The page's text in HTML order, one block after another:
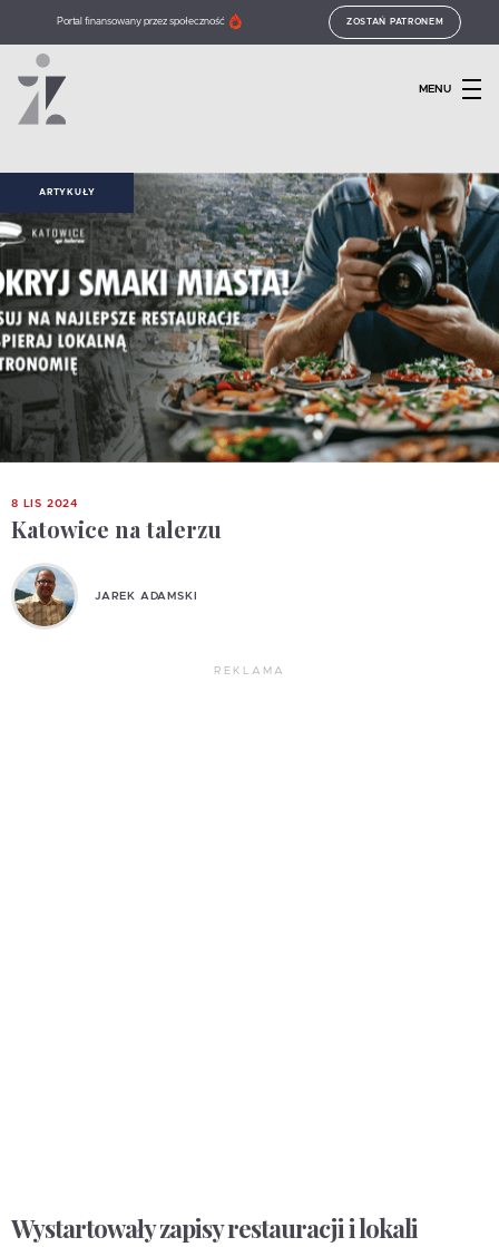
Portal finansowany przez społeczność ZOSTAŃ PATRONEM
MENU
ARTYKUŁY
8 LIS 2024
Katowice na talerzu
JAREK ADAMSKI
REKLAMA
Wystartowały zapisy restauracji i lokali